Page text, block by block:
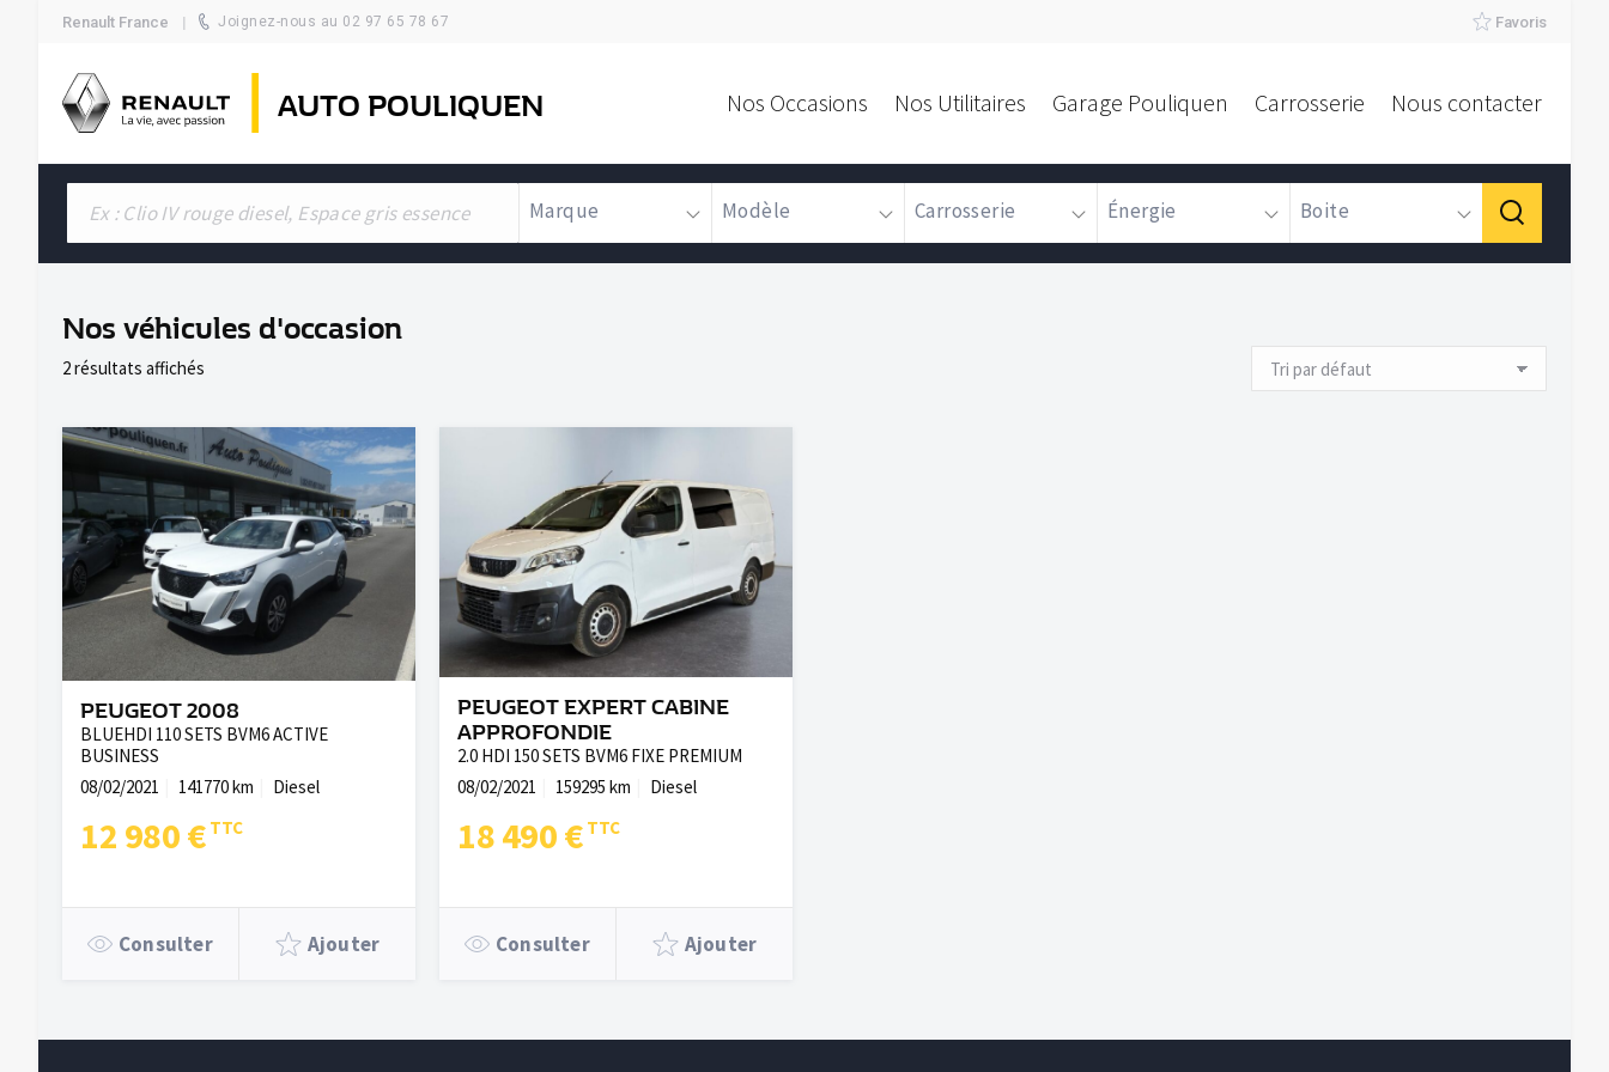
Renault France Joignez-nous au 02 97 65 78 67 Favoris
AUTO POULIQUEN Nos Occasions Nos Utilitaires Garage Pouliquen Carrosserie Nous contacter
Marque Modèle Carrosserie Énergie Boite
Nos véhicules d'occasion
2 résultats affichés
PEUGEOT 2008
BLUEHDI 110 SETS BVM6 ACTIVE
BUSINESS
08/02/2021
141770 km Diesel
12 980 €
Consulter Ajouter
PEUGEOT EXPERT CABINE
APPROFONDIE
2.0 HDI 150 SETS BVM6 FIXE PREMIUM
08/02/2021
159295 km Diesel
18 490 €
Consulter Ajouter